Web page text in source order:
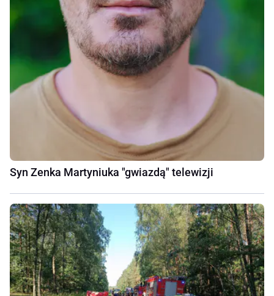
Syn Zenka Martyniuka "gwiazdą" telewizji